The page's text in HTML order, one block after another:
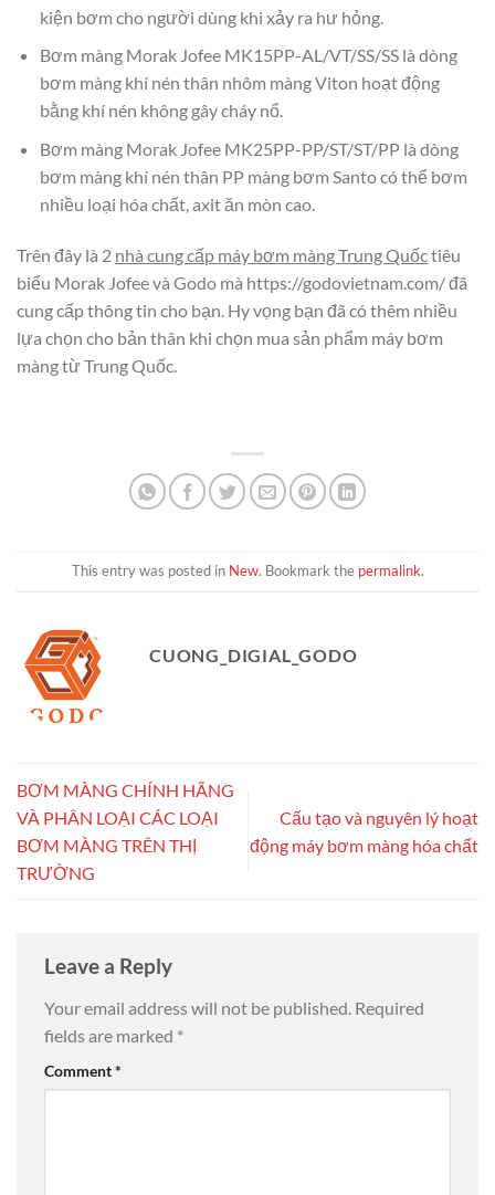
kiện bơm cho người dùng khi xảy ra hư hỏng.
Bơm màng Morak Jofee MK15PP-AL/VT/SS/SS là dòng
bơm màng khí nén thân nhôm màng Viton hoạt động
bằng khí nén không gây cháy nổ.
Bơm màng Morak Jofee MK25PP-PP/ST/ST/PP là dòng
bơm màng khí nén thân PP màng bơm Santo có thể bơm
nhiều loại hóa chất, axit ăn mòn cao.
Trên đây là 2 nhà cung cấp máy bơm màng Trung Quốctiêu
biểu Morak Jofee và Godo mà https://godovietnam.com/ đã
cung cấp thông tin cho bạn. Hy vọng bạn đã có thêm nhiều
lựa chọn cho bản thân khi chọn mua sản phẩm máy bơm
màng từ Trung Quốc.
This entry was posted in New. Bookmark the permalink.
CUONG_DIGIAL_GODO
BƠM MÀNG CHÍNH HÃNG
VÀ PHÂN LOẠI CÁC LOẠI
BƠM MÀNG TRÊN THỊ
TRƯỜNG
Cấu tạo và nguyên lý hoạt
động máy bơm màng hóa chất
Leave a Reply
Your email address will not be published. Required
fields are marked *
Comment*